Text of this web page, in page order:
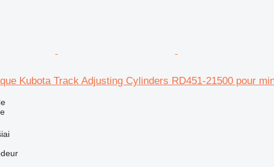
Kubota Track Adjusting Cylinders RD451-21500 pour